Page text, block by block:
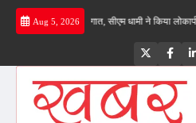
Skip
Aug 5, 2026
योजनाओं की सौगात, सीएम धामी ने किया लोकार्पण-
Twitter